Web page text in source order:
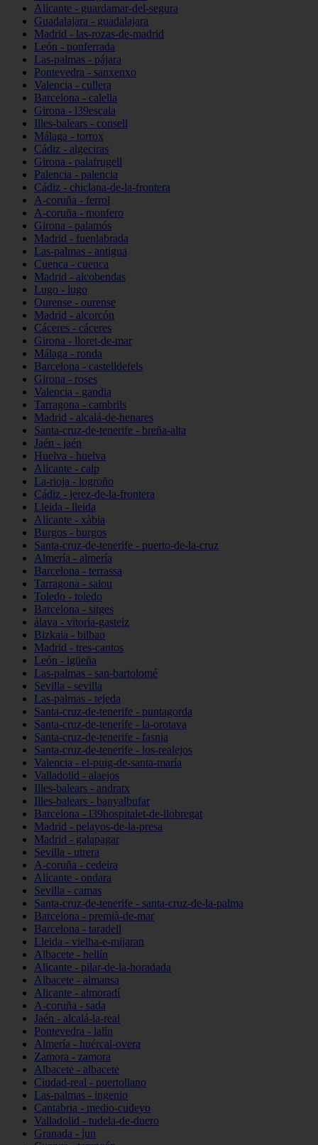
Alicante - guardamar-del-segura
Guadalajara - guadalajara
Madrid - las-rozas-de-madrid
León - ponferrada
Las-palmas - pájara
Pontevedra - sanxenxo
Valencia - cullera
Barcelona - calella
Girona - l39escala
Illes-balears - consell
Málaga - torrox
Cádiz - algeciras
Girona - palafrugell
Palencia - palencia
Cádiz - chiclana-de-la-frontera
A-coruña - ferrol
A-coruña - monfero
Girona - palamós
Madrid - fuenlabrada
Las-palmas - antigua
Cuenca - cuenca
Madrid - alcobendas
Lugo - lugo
Ourense - ourense
Madrid - alcorcón
Cáceres - cáceres
Girona - lloret-de-mar
Málaga - ronda
Barcelona - castelldefels
Girona - roses
Valencia - gandia
Tarragona - cambrils
Madrid - alcalá-de-henares
Santa-cruz-de-tenerife - breña-alta
Jaén - jaén
Huelva - huelva
Alicante - calp
La-rioja - logroño
Cádiz - jerez-de-la-frontera
Lleida - lleida
Alicante - xàbia
Burgos - burgos
Santa-cruz-de-tenerife - puerto-de-la-cruz
Almería - almería
Barcelona - terrassa
Tarragona - salou
Toledo - toledo
Barcelona - sitges
álava - vitoria-gasteiz
Bizkaia - bilbao
Madrid - tres-cantos
León - igüeña
Las-palmas - san-bartolomé
Sevilla - sevilla
Las-palmas - tejeda
Santa-cruz-de-tenerife - puntagorda
Santa-cruz-de-tenerife - la-orotava
Santa-cruz-de-tenerife - fasnia
Santa-cruz-de-tenerife - los-realejos
Valencia - el-puig-de-santa-maría
Valladolid - alaejos
Illes-balears - andratx
Illes-balears - banyalbufar
Barcelona - l39hospitalet-de-llobregat
Madrid - pelayos-de-la-presa
Madrid - galapagar
Sevilla - utrera
A-coruña - cedeira
Alicante - ondara
Sevilla - camas
Santa-cruz-de-tenerife - santa-cruz-de-la-palma
Barcelona - premià-de-mar
Barcelona - taradell
Lleida - vielha-e-mijaran
Albacete - hellín
Alicante - pilar-de-la-horadada
Albacete - almansa
Alicante - almoradí
A-coruña - sada
Jaén - alcalá-la-real
Pontevedra - lalín
Almería - huércal-overa
Zamora - zamora
Albacete - albacete
Ciudad-real - puertollano
Las-palmas - ingenio
Cantabria - medio-cudeyo
Valladolid - tudela-de-duero
Granada - jun